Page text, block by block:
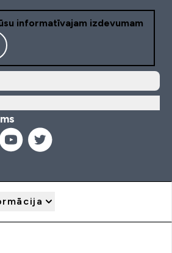
informatīvajam izdevumam